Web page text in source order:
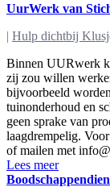
UurWerk van
| Hulp dichtbij
Binnen UURwerk
zij zou willen
bijvoorbeeld
tuinonderhoud en
geen sprake van
laagdrempelig.
of mailen met
Lees meer